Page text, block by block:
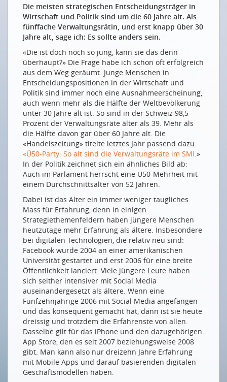
Hey, schaut mal, da passiert was!
Regardez donc, il se passe quelque chose!
DIE ZOOMER UNTER DER LUPE
Bei den digitalen Ureinwohnern – die digitale Jugend
im Spiegel von (Marketing-)Studien
Ein Modeunternehmen will die Gen Z verstehen
SCHWEIZER DIGITAL MOVERS & SHAKERS
Die multiple Verwaltungsrätin: Alter ist ein
schlechtes Mass für Erfahrung
Der Lösungsorientierte: Mit Internettechnologien
verbandelt
Die Wortwörtlichen: The Digital Natives GmbH
Der Aufrüttler: Ein Ruck muss durchs Land
Influencer, YouTuber, Blogger made in #Switzerland
Schweizer Klimajugend online
AUCH DIGITAL NATIVES HABEN DIGITALE LÜCKEN
Technologie für alle – damit niemand zurückbleibt
NEUE MITGLIEDER
HST Greenfield GmbH
Salt Mobile SA
Quickline AG
Drucken
Impressum
Die meisten strategischen Entscheidungsträger in
Wirtschaft und Politik sind um die 60 Jahre alt. Als
fünffache Verwaltungsrätin, und erst knapp über 30
Jahre alt, sage ich: Es sollte anders sein.
«Die ist doch noch so jung, kann sie das denn
überhaupt?» Die Frage habe ich schon oft erfolgreich
aus dem Weg geräumt. Junge Menschen in
Entscheidungspositionen in der Wirtschaft und
Politik sind immer noch eine Ausnahmeerscheinung,
auch wenn mehr als die Hälfte der Weltbevölkerung
unter 30 Jahre alt ist. So sind in der Schweiz 98,5
Prozent der Verwaltungsräte älter als 39. Mehr als
die Hälfte davon gar über 60 Jahre alt. Die
«Handelszeitung» titelte letztes Jahr passend dazu
«Ü50-Party: So alt sind die Verwaltungsräte im SMI.»
In der Politik zeichnet sich ein ähnliches Bild ab:
Auch im Parlament herrscht eine Ü50-Mehrheit mit
einem Durchschnittsalter von 52 Jahren.
Dabei ist das Alter ein immer weniger taugliches
Mass für Erfahrung, denn in einigen
Strategiethemenfeldern haben jüngere Menschen
heutzutage mehr Erfahrung als ältere. Insbesondere
bei digitalen Technologien, die relativ neu sind:
Facebook wurde 2004 an einer amerikanischen
Universität gestartet und erst 2006 für eine breite
Öffentlichkeit lanciert. Viele jüngere Leute haben
sich seither intensiver mit Social Media
auseinandergesetzt als ältere. Wenn eine
Fünfzehnjährige 2006 mit Social Media angefangen
und das konsequent gemacht hat, dann ist sie heute
dreissig und trotzdem die Erfahrenste von allen.
Dasselbe gilt für das iPhone und den dazugehörigen
App Store, den es seit 2007 beziehungsweise 2008
gibt. Man kann also nur dreizehn Jahre Erfahrung
mit Mobile Apps und darauf basierenden digitalen
Geschäftsmodellen haben.